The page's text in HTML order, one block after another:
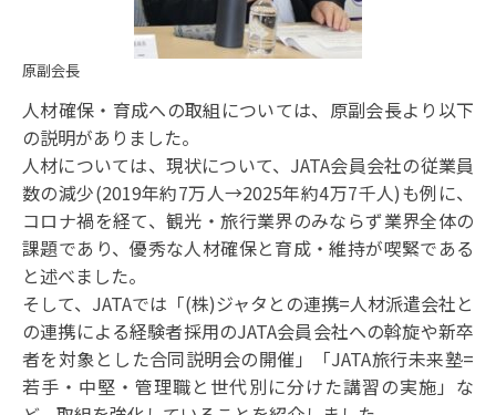
原副会長
人材確保・育成への取組については、原副会長より以下
の説明がありました。
人材については、現状について、JATA会員会社の従業員
数の減少(2019年約7万人→2025年約4万7千人)も例に、
コロナ禍を経て、観光・旅行業界のみならず業界全体の
課題であり、優秀な人材確保と育成・維持が喫緊である
と述べました。
そして、JATAでは「(株)ジャタとの連携=人材派遣会社と
の連携による経験者採用のJATA会員会社への斡旋や新卒
者を対象とした合同説明会の開催」「JATA旅行未来塾=
若手・中堅・管理職と世代別に分けた講習の実施」な